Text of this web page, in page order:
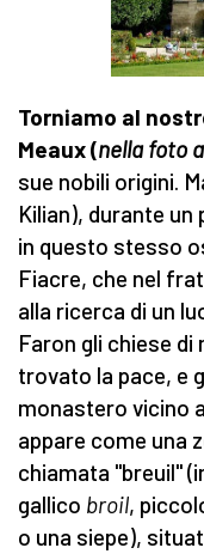
Torniamo al
Meaux (nella foto
sue nobili origini.
Kilian), durante
in questo stesso
Fiacre, che nel
alla ricerca di un
Faron gli chiese di
trovato la pace, e
monastero vicino
appare come una
chiamata "breuil"
gallico broil,
o una siepe),